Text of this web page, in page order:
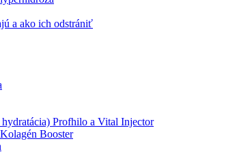
a ako ich odstrániť
Profhilo a Vital Injector
Booster